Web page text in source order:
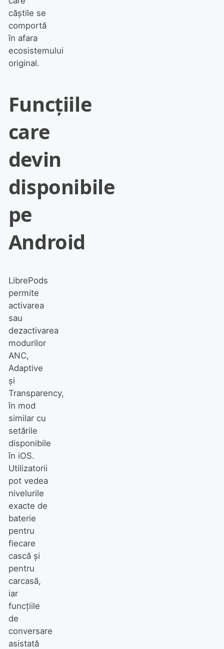
căștile se
comportă
în afara
ecosistemului
original.
Funcțiile
care
devin
disponibile
pe
Android
LibrePods
permite
activarea
sau
dezactivarea
modurilor
ANC,
Adaptive
și
Transparency,
în mod
similar cu
setările
disponibile
în iOS.
Utilizatorii
pot vedea
nivelurile
exacte de
baterie
pentru
fiecare
cască și
pentru
carcasă,
iar
funcțiile
de
conversare
asistată